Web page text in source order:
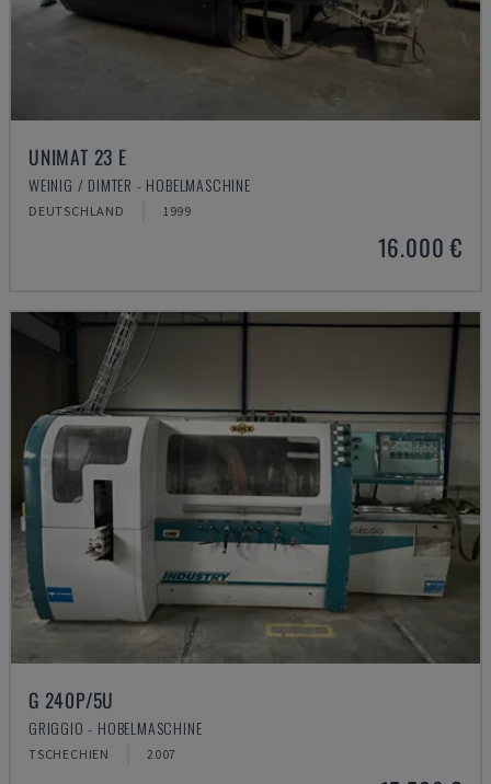
UNIMAT 23 E
WEINIG / DIMTER - HOBELMASCHINE
DEUTSCHLAND 1999
16.000 €
G 240P/5U
GRIGGIO - HOBELMASCHINE
TSCHECHIEN 2007